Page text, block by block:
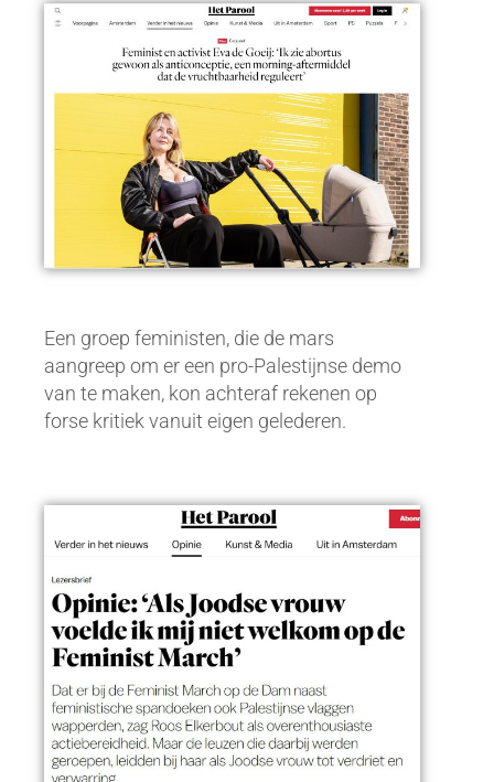
Een groep feministen, die de mars
aangreep om er een pro-Palestijnse demo
van te maken, kon achteraf rekenen op
forse kritiek vanuit eigen gelederen.